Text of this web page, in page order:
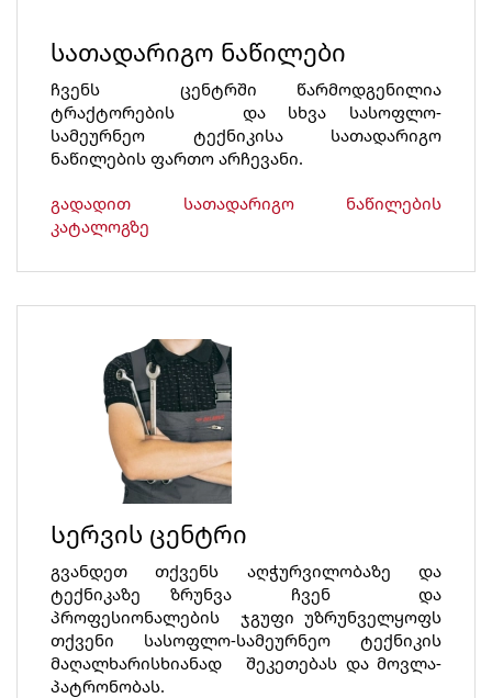
სათადარიგო ნაწილები
ჩვენს ცენტრში წარმოდგენილია
ტრაქტორების და სხვა სასოფლო-
სამეურნეო ტექნიკისა სათადარიგო
ნაწილების ფართო არჩევანი.
გადადით სათადარიგო ნაწილების
კატალოგზე
Სერვის ცენტრი
გვანდეთ თქვენს აღჭურვილობაზე და
ტექნიკაზე ზრუნვა ჩვენ და
პროფესიონალების ჯგუფი უზრუნველყოფს
თქვენი სასოფლო-სამეურნეო ტექნიკის
მაღალხარისხიანად შეკეთებას და მოვლა-
პატრონობას.